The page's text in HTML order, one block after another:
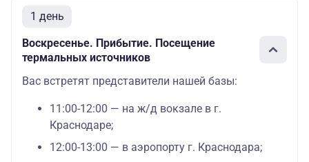
1 день
Воскресенье. Прибытие. Посещение
термальных источников
Вас встретят представители нашей базы:
11:00-12:00 — на ж/д вокзале в г.
Краснодаре;
12:00-13:00 — в аэропорту г. Краснодара;